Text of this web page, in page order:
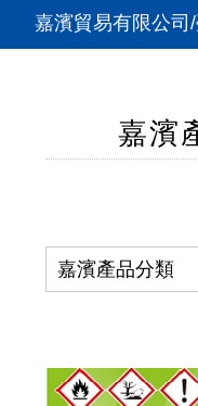
嘉濱
嘉濱產品分類